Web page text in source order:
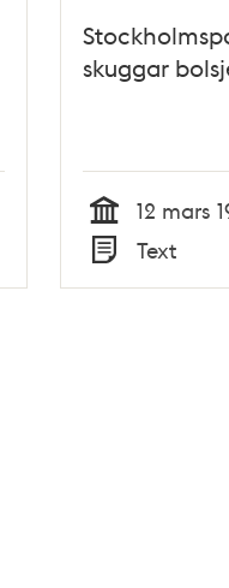
skuggar
Tid
12 mars
Text